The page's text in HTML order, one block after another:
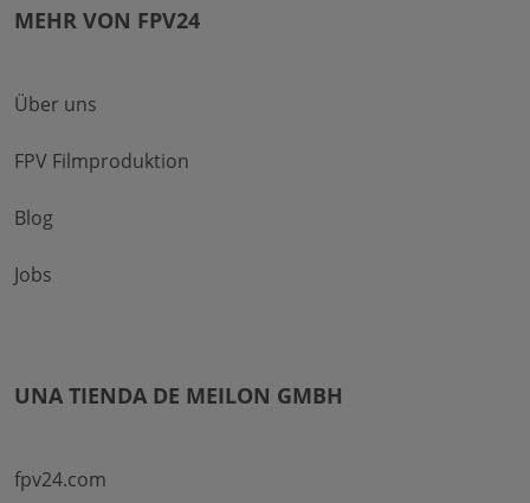
MEHR VON FPV24
Über uns
FPV Filmproduktion
Blog
Jobs
UNA TIENDA DE MEILON GMBH
fpv24.com